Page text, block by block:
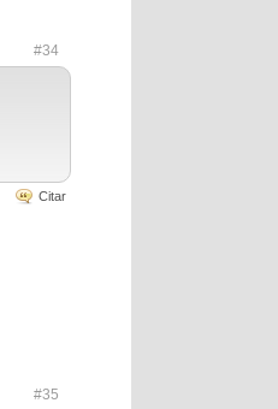
#34
Citar
#35